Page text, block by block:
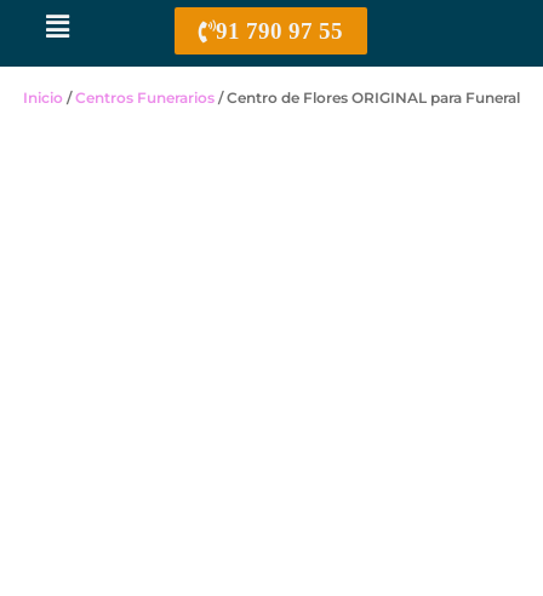
Menú 91 790 97 55
Inicio /Centros Funerarios / Centro de Flores ORIGINAL para Funeral